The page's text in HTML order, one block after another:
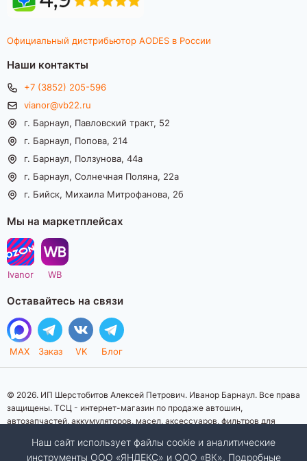
Официальный дистрибьютор AODES в России
Наши контакты
+7 (3852) 205-596
vianor@vb22.ru
г. Барнаул, Павловский тракт, 52
г. Барнаул, Попова, 214
г. Барнаул, Ползунова, 44а
г. Барнаул, Солнечная Поляна, 22а
г. Бийск, Михаила Митрофанова, 2б
Мы на маркетплейсах
Ivanor WB
Оставайтесь на связи
MAX Заказ VK Блог
© 2026. ИП Шерстобитов Алексей Петрович. Иванор Барнаул. Все права
защищены. ТСЦ - интернет-магазин по продаже автошин,
автозапчастей, аккумуляторов, масел, аксессуаров, фильтров для
информационный характер. Представленная информация о товарах, их
Наш сайт использует файлы cookie и аналитические
инструменты ООО «ЯНДЕКС» и ООО «ВК». Подробные